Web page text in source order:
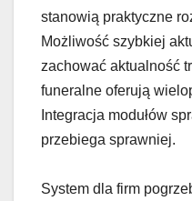
stanowią praktyczne
Możliwość szybkiej
zachować aktualność
funeralne oferują
Integracja modułów
przebiega sprawniej.
System dla firm